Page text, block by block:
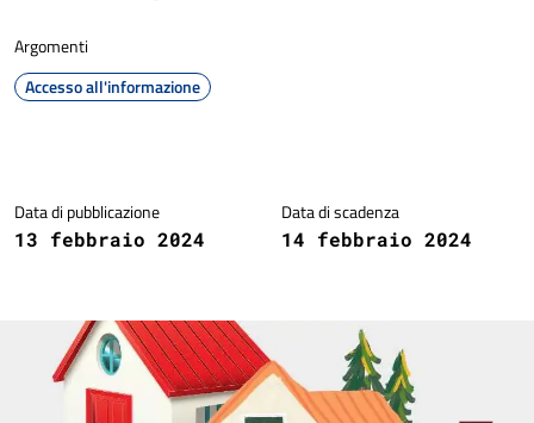
Argomenti
Accesso all'informazione
Data di pubblicazione
13 febbraio 2024
Data di scadenza
14 febbraio 2024